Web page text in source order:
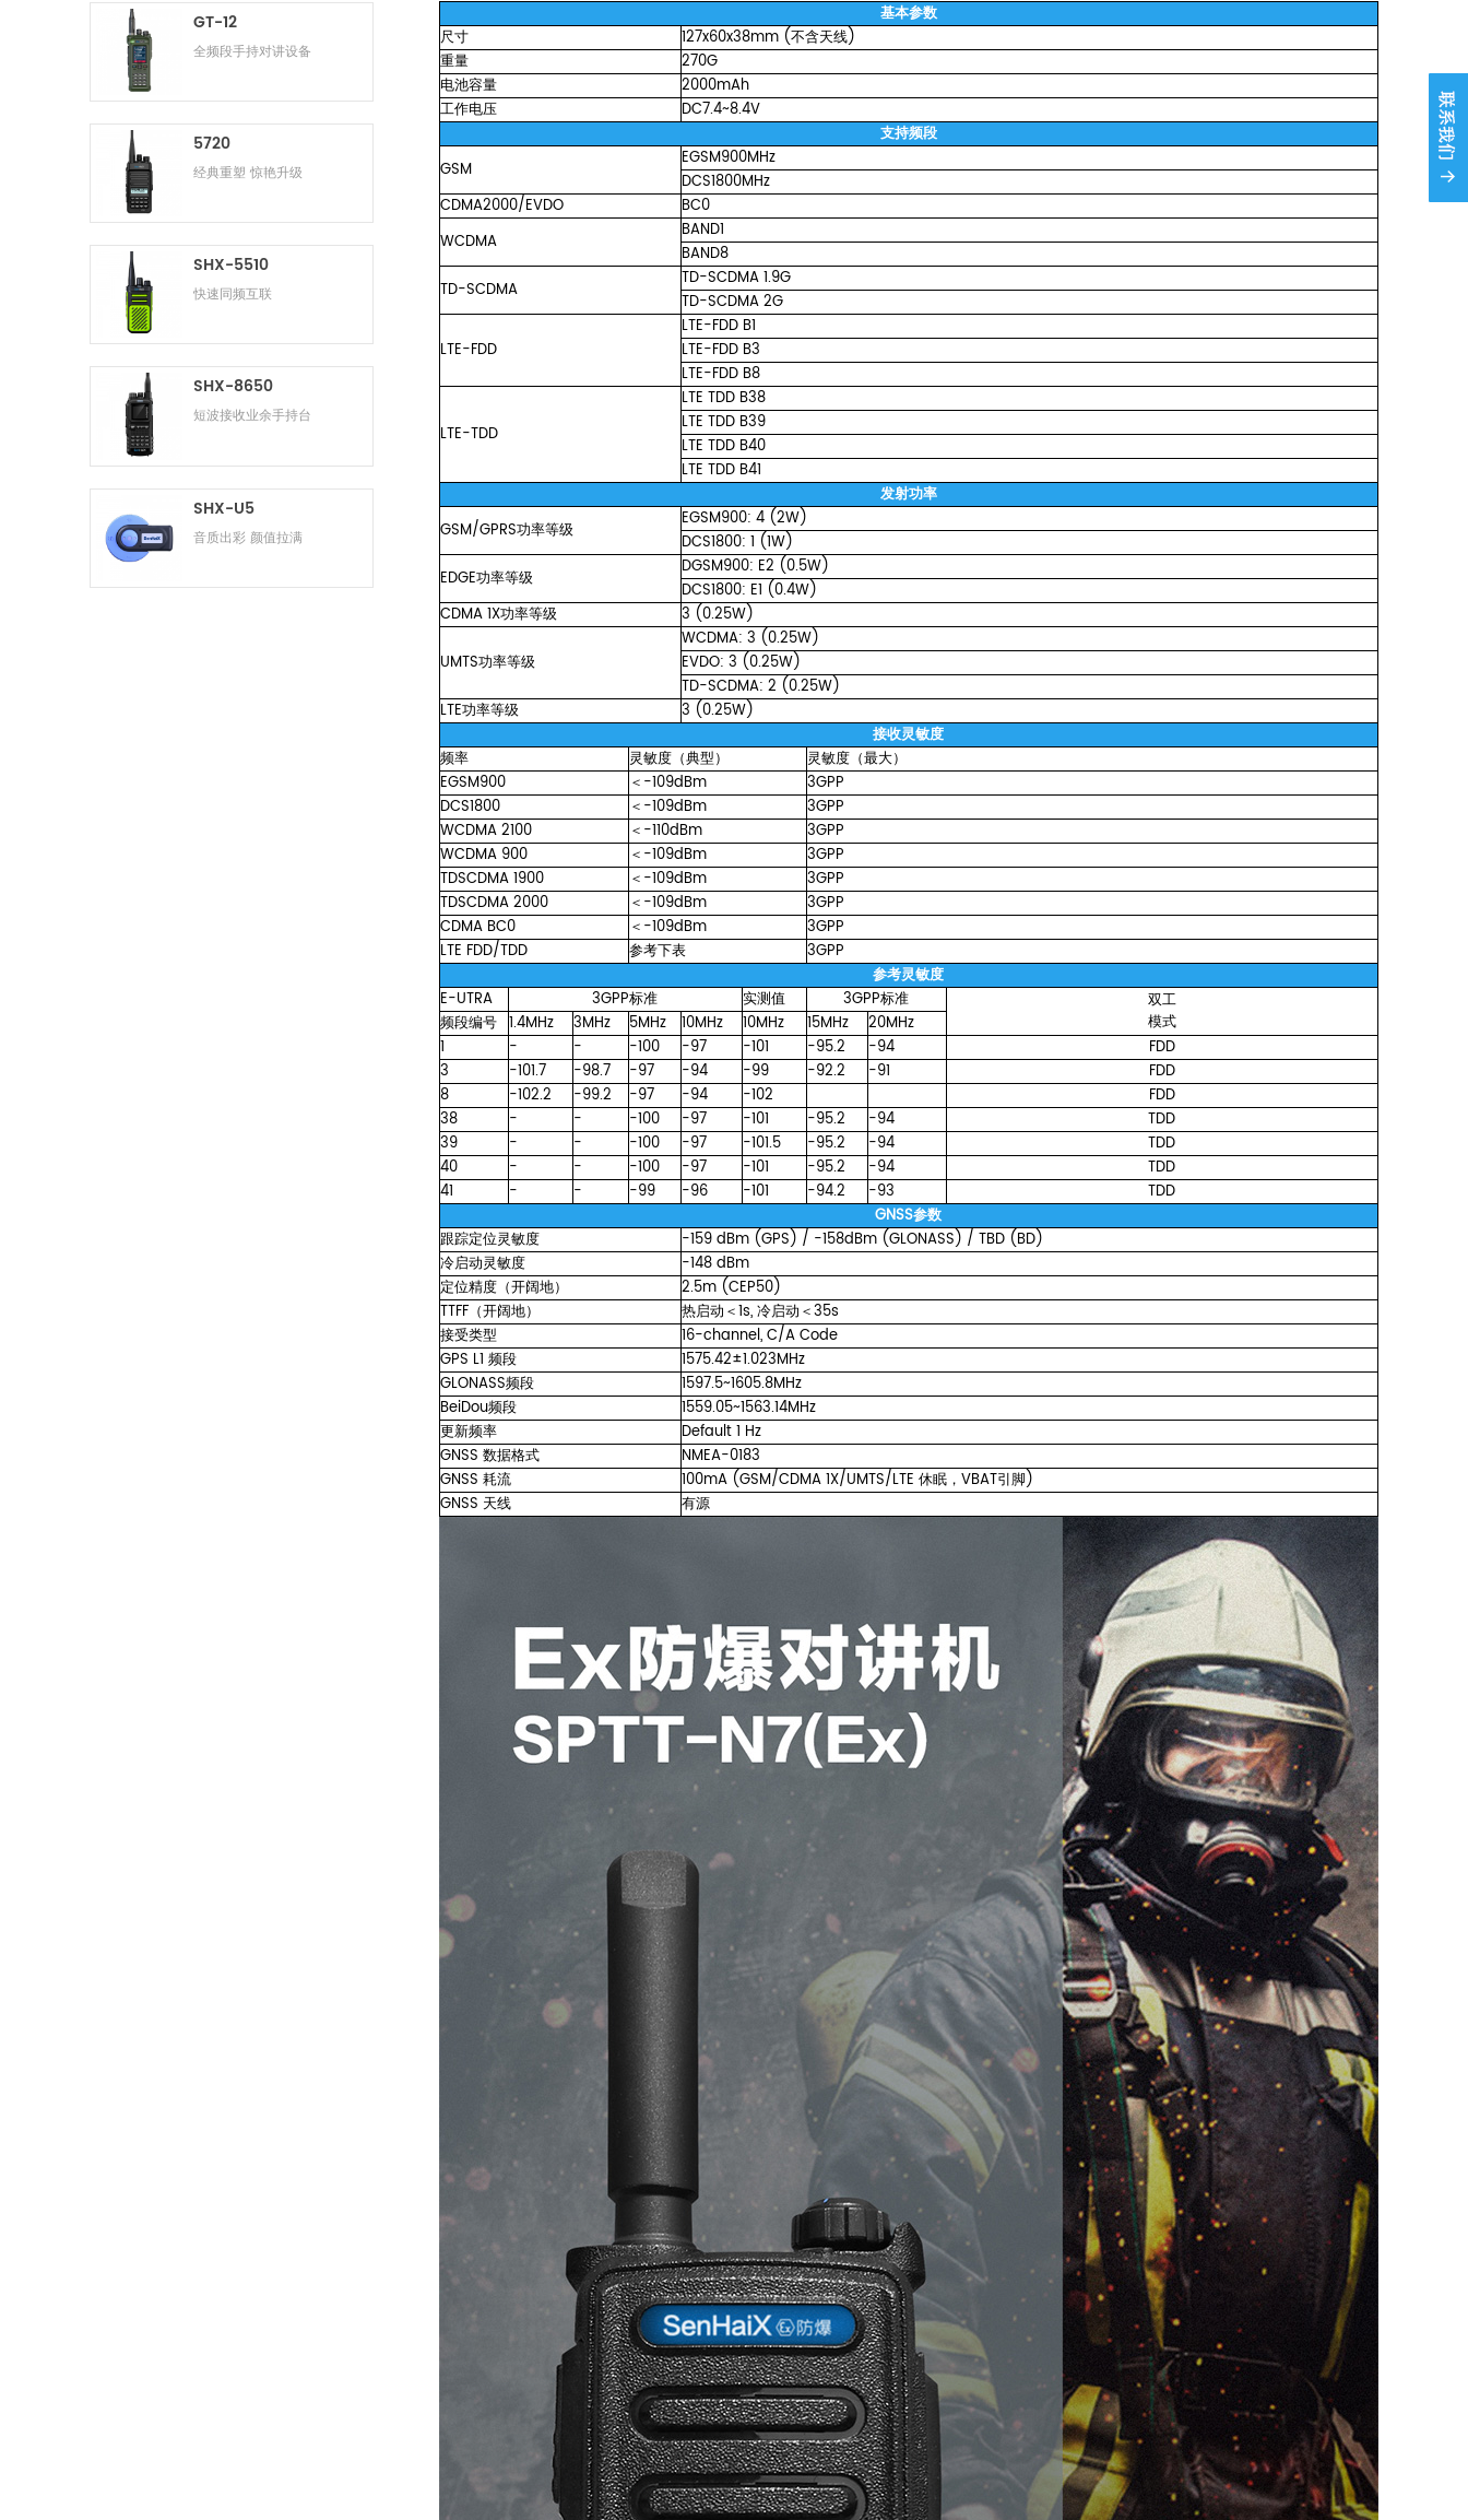
基本参数
尺寸
127x60x38mm (不含天线)
重量
270G
电池容量
2000mAh
工作电压
DC7.4~8.4V
支持频段
GSM
EGSM900MHz
DCS1800MHz
CDMA2000/EVDO
BC0
WCDMA
BAND1
BAND8
TD-SCDMA
TD-SCDMA1.9G
TD-SCDMA2G
LTE-FDD
LTE-FDD B1
LTE-FDD B3
LTE-FDD B8
LTE-TDD
LTE TDD B38
LTE TDD B39
LTE TDD B40
LTE TDD B41
发射功率
GSM/GPRS功率等级
EGSM900: 4 (2W)
DCS1800: 1 (1W)
EDGE功率等级
DGSM900: E2 (0.5W)
DCS1800: E1 (0.4W)
CDMA1X功率等级 3 (0.25W)
UMTS功率等级
WCDMA: 3 (0.25W)
EVDO: 3 (0.25W)
TD-SCDMA: 2 (0.25W)
LTE功率等级
3 (0.25W)
接收灵敏度
频率
灵敏度（典型）
灵敏度（最大）
EGSM900
＜-109dBm
3GPP
DCS1800
＜-109dBm
3GPP
WCDMA2100 ＜-110dBm
3GPP
WCDMA 900 ＜-109dBm
3GPP
TDSCDMA1900 ＜-109dBm
3GPP
TDSCDMA2000 ＜-109dBm
3GPP
CDMA BC0 ＜-109dBm
3GPP
LTE FDD/TDD 参考下表
3GPP
参考灵敏度
E-UTRA
3GPP标准 实测值 3GPP标准
双工
模式
频段编号 1.4MHz 3MHz 5MHz 10MHz 10MHz 15MHz
20MHz
1
- - -100 -97 -101 -95.2 -94
FDD
3
-101.7 -98.7 -97 -94 -99 -92.2 -91
FDD
8
-102.2 -99.2 -97 -94 -102
FDD
38
- - -100 -97 -101 -95.2 -94
TDD
39
- - -100 -97 -101.5 -95.2 -94
TDD
40
- - -100 -97 -101 -95.2 -94
TDD
41
- - -99 -96 -101 -94.2 -93
TDD
GNSS参数
跟踪定位灵敏度
-159dBm (GPS) / -158dBm (GLONASS) / TBD (BD)
冷启动灵敏度
-148dBm
定位精度（开阔地）
2.5m (CEP50)
TTFF（开阔地）
热启动＜1s,冷启动＜35s
接受类型
16-channel,C/ACode
GPS L1 频段
1575.42±1.023MHz
GLONASS频段
1597.5~1605.8MHz
BeiDou频段
1559.05~1563.14MHz
更新频率
Default1 Hz
GNSS 数据格式
NMEA-0183
GNSS 耗流 100mA (GSM/CDMA1X/UMTS/LTE 休眠，VBAT引脚)
GNSS 天线 有源
GT-12
全频段手持对讲设备
5720
经典重塑 惊艳升级
SHX-5510
快速同频互联
SHX-8650
短波接收业余手持台
SHX-U5
音质出彩 颜值拉满